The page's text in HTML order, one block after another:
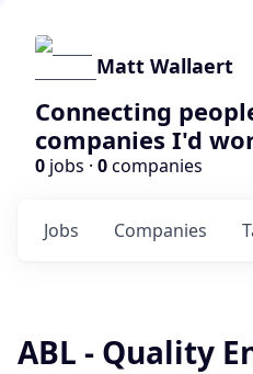
Matt Wallaert
Connecting
companies I'd
0 jobs · 0companies
Jobs Companies
ABL - Quality